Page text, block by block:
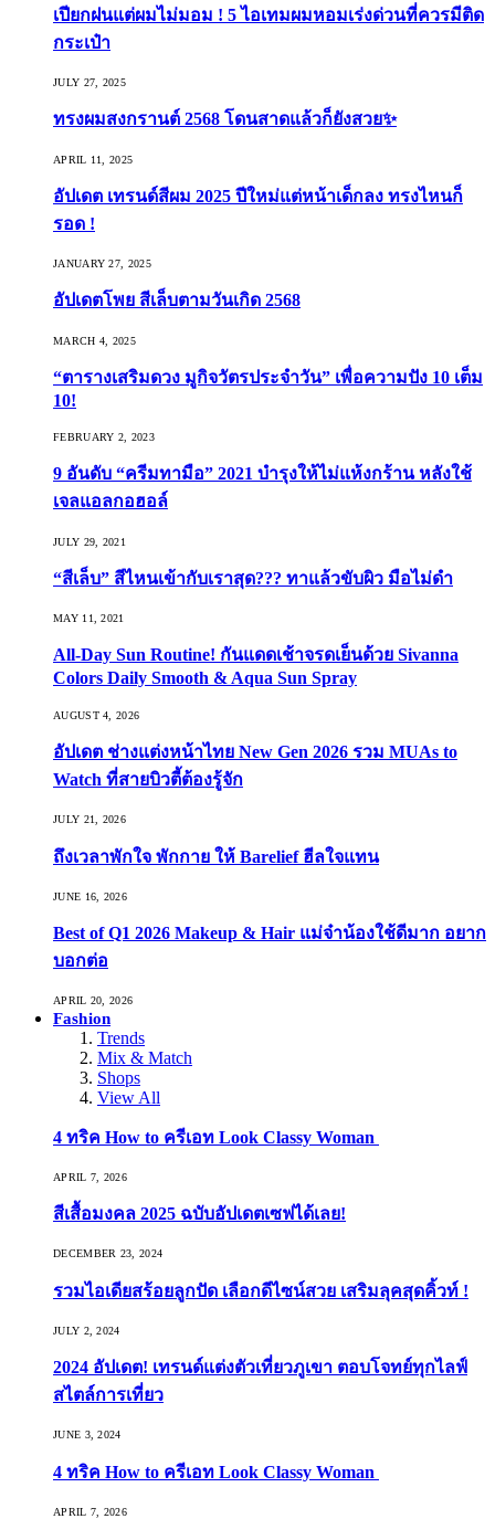
เปียกฝนแต่ผมไม่มอม ! 5 ไอเทมผมหอมเร่งด่วนที่ควรมีติด
กระเป๋า
JULY 27, 2025
ทรงผมสงกรานต์ 2568 โดนสาดแล้วก็ยังสวย✨
APRIL 11, 2025
อัปเดต เทรนด์สีผม 2025 ปีใหม่แต่หน้าเด็กลง ทรงไหนก็
รอด !
JANUARY 27, 2025
อัปเดตโพย สีเล็บตามวันเกิด 2568
MARCH 4, 2025
“ตารางเสริมดวง มูกิจวัตรประจำวัน” เพื่อความปัง 10 เต็ม
10!
FEBRUARY 2, 2023
9 อันดับ “ครีมทามือ” 2021 บำรุงให้ไม่แห้งกร้าน หลังใช้
เจลแอลกอฮอล์
JULY 29, 2021
“สีเล็บ” สีไหนเข้ากับเราสุด??? ทาแล้วขับผิว มือไม่ดำ
MAY 11, 2021
All-Day Sun Routine! กันแดดเช้าจรดเย็นด้วย Sivanna
Colors Daily Smooth & Aqua Sun Spray
AUGUST 4, 2026
อัปเดต ช่างแต่งหน้าไทย New Gen 2026 รวม MUAs to
Watch ที่สายบิวตี้ต้องรู้จัก
JULY 21, 2026
ถึงเวลาพักใจ พักกาย ให้ Barelief ฮีลใจแทน
JUNE 16, 2026
Best of Q1 2026 Makeup & Hair แม่จ๋าน้องใช้ดีมาก อยาก
บอกต่อ
APRIL 20, 2026
Fashion
Trends
Mix & Match
Shops
View All
4 ทริค How to ครีเอท Look Classy Woman
APRIL 7, 2026
สีเสื้อมงคล 2025 ฉบับอัปเดตเซฟได้เลย!
DECEMBER 23, 2024
รวมไอเดียสร้อยลูกปัด เลือกดีไซน์สวย เสริมลุคสุดคิ้วท์ !
JULY 2, 2024
2024 อัปเดต! เทรนด์แต่งตัวเที่ยวภูเขา ตอบโจทย์ทุกไลฟ์
สไตล์การเที่ยว
JUNE 3, 2024
4 ทริค How to ครีเอท Look Classy Woman
APRIL 7, 2026